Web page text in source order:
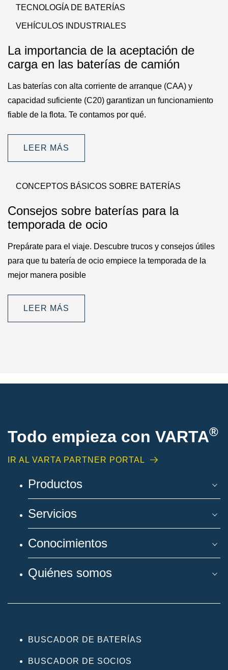
TECNOLOGÍA DE BATERÍAS
VEHÍCULOS INDUSTRIALES
La importancia de la aceptación de
carga en las baterías de camión
Las baterías con alta corriente de arranque (CAA) y
capacidad suficiente (C20) garantizan un funcionamiento
fiable de la flota. Te contamos por qué.
LEER MÁS
CONCEPTOS BÁSICOS SOBRE BATERÍAS
Consejos sobre baterías para la
temporada de ocio
Prepárate para el viaje. Descubre trucos y consejos útiles
para que tu batería de ocio empiece la temporada de la
mejor manera posible
LEER MÁS
Todo empieza con VARTA®
IR AL VARTA PARTNER PORTAL
Productos
Servicios
Conocimientos
Quiénes somos
BUSCADOR DE BATERÍAS
BUSCADOR DE SOCIOS